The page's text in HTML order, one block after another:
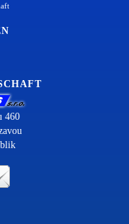
460